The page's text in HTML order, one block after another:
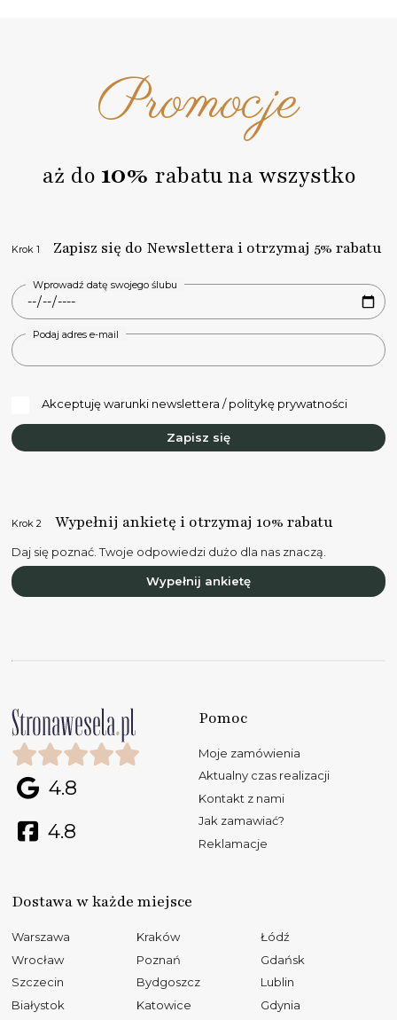
Promocje
aż do 10% rabatu na wszystko
Krok 1 Zapisz się do Newslettera i otrzymaj 5% rabatu
Wprowadź datę swojego ślubu
Podaj adres e-mail
Akceptuję warunki newslettera / politykę prywatności
Zapisz się
Krok 2 Wypełnij ankietę i otrzymaj 10% rabatu
Daj się poznać. Twoje odpowiedzi dużo dla nas znaczą.
Wypełnij ankietę
4.8
4.8
Pomoc
Moje zamówienia
Aktualny czas realizacji
Kontakt z nami
Jak zamawiać?
Reklamacje
Dostawa w każde miejsce
Warszawa Kraków
Łódź
Wrocław
Poznań
Gdańsk
Szczecin
Bydgoszcz
Lublin
Białystok
Katowice Gdynia